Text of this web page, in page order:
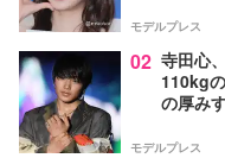
モデルプレス
02 寺田心
110kg
の厚み
モデルプレス